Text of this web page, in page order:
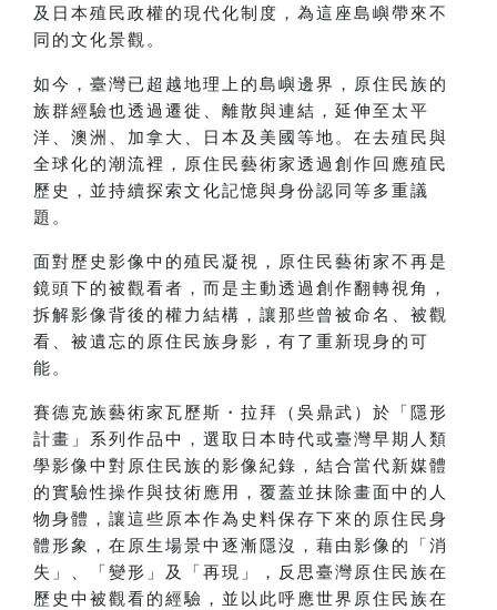
及日本殖民政權的現代化制度，為這座島嶼帶來不
同的文化景觀。
如今，臺灣已超越地理上的島嶼邊界，原住民族的
族群經驗也透過遷徙、離散與連結，延伸至太平
洋、澳洲、加拿大、日本及美國等地。在去殖民與
全球化的潮流裡，原住民藝術家透過創作回應殖民
歷史，並持續探索文化記憶與身份認同等多重議
題。
面對歷史影像中的殖民凝視，原住民藝術家不再是
鏡頭下的被觀看者，而是主動透過創作翻轉視角，
拆解影像背後的權力結構，讓那些曾被命名、被觀
看、被遺忘的原住民族身影，有了重新現身的可
能。
賽德克族藝術家瓦歷斯・拉拜（吳鼎武）於「隱形
計畫」系列作品中，選取日本時代或臺灣早期人類
學影像中對原住民族的影像紀錄，結合當代新媒體
的實驗性操作與技術應用，覆蓋並抹除畫面中的人
物身體，讓這些原本作為史料保存下來的原住民身
體形象，在原生場景中逐漸隱沒，藉由影像的「消
失」、「變形」及「再現」，反思臺灣原住民族在
歷史中被觀看的經驗，並以此呼應世界原住民族在